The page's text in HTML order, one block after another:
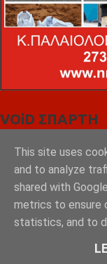
VOiD ΣΠΑΡΤΗ
This site uses
and to analyze
shared with
metrics to ensure
statistics, and to